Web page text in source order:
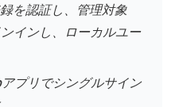
を認証し、管理対象
インし、ローカルユー
プリでシングルサイン